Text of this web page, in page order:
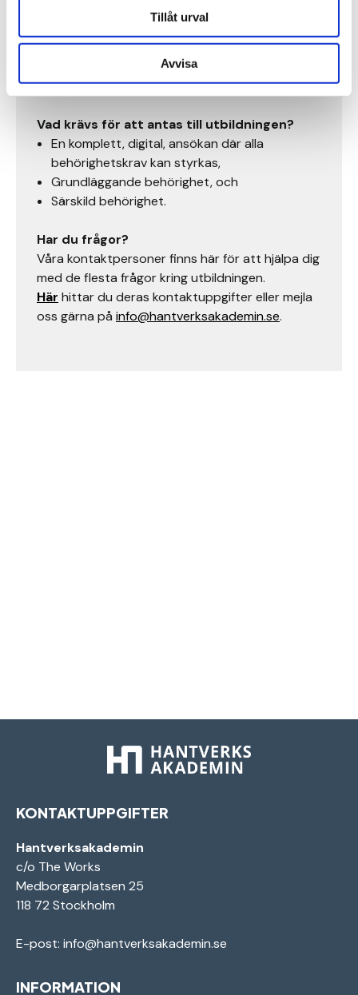
Tillåt urval
Avvisa
klassrummet i Stockholm men går även att
att det i praktiken går att genomföra hela
utbildningen på annan ort, om du har en
lärlingsplats i en annan stad än Stockholm.
Vad krävs för att antas till utbildningen?
En komplett, digital, ansökan där alla
behörighetskrav kan styrkas,
Grundläggande behörighet, och
Särskild behörighet.
Har du frågor?
Våra kontaktpersoner finns här för att hjälpa dig
med de flesta frågor kring utbildningen.
Här hittar du deras kontaktuppgifter eller mejla
oss gärna på info@hantverksakademin.se.
KONTAKTUPPGIFTER
Hantverksakademin
c/o The Works
Medborgarplatsen 25
118 72 Stockholm
E-post: info@hantverksakademin.se
INFORMATION